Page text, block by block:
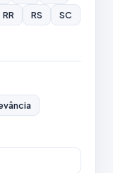
RR RS
SC